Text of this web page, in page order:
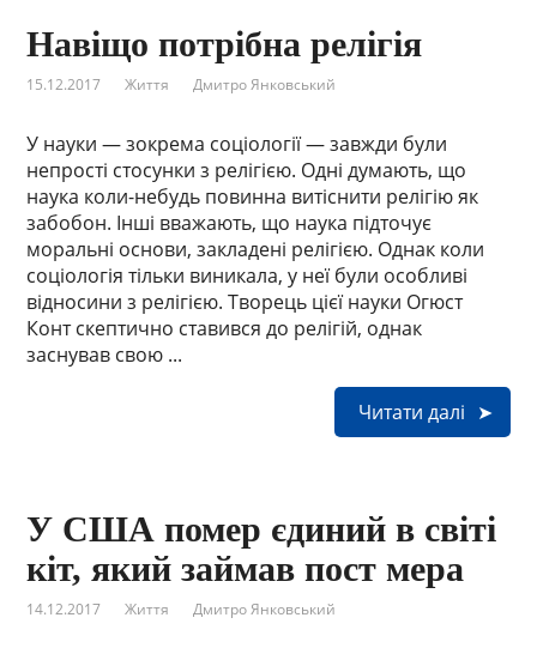
Навіщо потрібна релігія
15.12.2017 Життя Дмитро Янковський
У науки — зокрема соціології — завжди були
непрості стосунки з релігією. Одні думають, що
наука коли-небудь повинна витіснити релігію як
забобон. Інші вважають, що наука підточує
моральні основи, закладені релігією. Однак коли
соціологія тільки виникала, у неї були особливі
відносини з релігією. Творець цієї науки Огюст
Конт скептично ставився до релігій, однак
заснував свою ...
Читати далі
У США помер єдиний в світі
кіт, який займав пост мера
14.12.2017 Життя Дмитро Янковський